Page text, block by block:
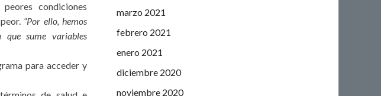
condiciones
“Por ello, hemos
que sume variables
para acceder y
marzo 2021
febrero 2021
enero 2021
diciembre 2020
noviembre 2020